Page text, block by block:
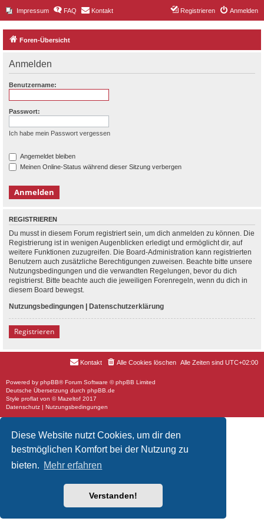
Diese Website nutzt Cookies, um dir den
bestmöglichen Komfort bei der Nutzung zu
bieten. Mehr erfahren
Verstanden!
Impressum FAQ Kontakt Anmelden
Registrieren
Foren-Übersicht
Anmelden
Benutzername:
Passwort:
Ich habe mein Passwort vergessen
Angemeldet bleiben
Meinen Online-Status während dieser Sitzung verbergen
REGISTRIEREN
Du musst in diesem Forum registriert sein, um dich anmelden zu können. Die
Registrierung ist in wenigen Augenblicken erledigt und ermöglicht dir, auf
weitere Funktionen zuzugreifen. Die Board-Administration kann registrierten
Benutzern auch zusätzliche Berechtigungen zuweisen. Beachte bitte unsere
Nutzungsbedingungen und die verwandten Regelungen, bevor du dich
registrierst. Bitte beachte auch die jeweiligen Forenregeln, wenn du dich in
diesem Board bewegst.
Nutzungsbedingungen | Datenschutzerklärung
Registrieren
Alle Zeiten sind UTC+02:00
Alle Cookies löschen
Kontakt
Powered by phpBB® Forum Software © phpBB Limited
Deutsche Übersetzung durch phpBB.de
Style proflat von ©Mazeltof 2017
Datenschutz | Nutzungsbedingungen